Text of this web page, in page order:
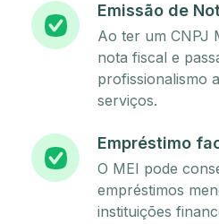
Emissão de
Ao ter um CNPJ
nota fiscal e
profissionalismo
serviços.
Empréstimo
O MEI pode
empréstimos
instituições